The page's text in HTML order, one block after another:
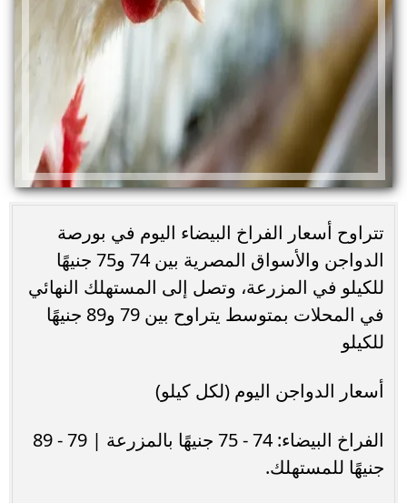
تتراوح أسعار الفراخ البيضاء اليوم في بورصة
الدواجن والأسواق المصرية بين 74 و75 جنيهًا
للكيلو في المزرعة، وتصل إلى المستهلك النهائي
في المحلات بمتوسط يتراوح بين 79 و89 جنيهًا
للكيلو
أسعار الدواجن اليوم (لكل كيلو)
الفراخ البيضاء: 74 - 75 جنيهًا بالمزرعة | 79 - 89
جنيهًا للمستهلك.